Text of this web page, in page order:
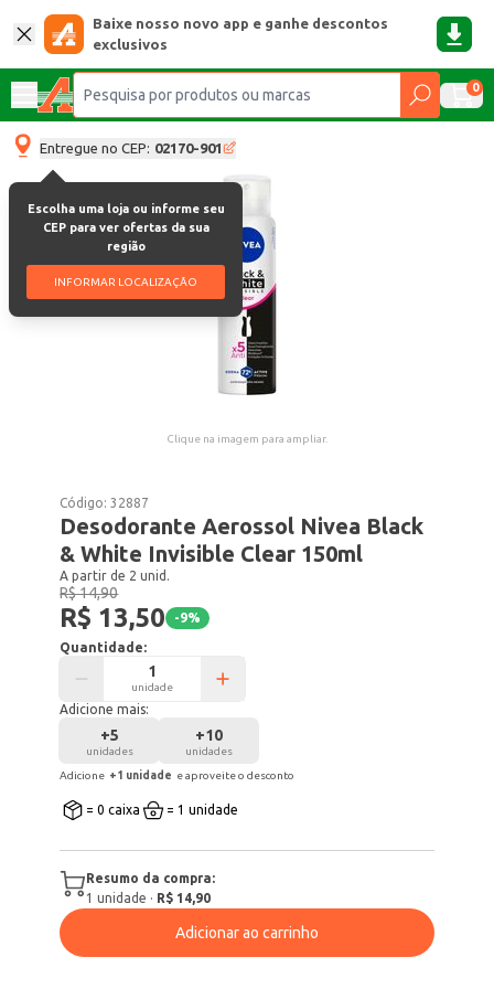
Baixe nosso novo app e ganhe descontos
exclusivos
0
Entregue no CEP: 02170-901
Escolha uma loja ou informe seu
CEP para ver ofertas da sua
região
INFORMAR LOCALIZAÇÃO
Clique na imagem para ampliar.
Código:32887
Desodorante Aerossol Nivea Black
& White Invisible Clear 150ml
A partir de 2 unid.
R$ 14,90
R$ 13,50 -9%
Quantidade:
unidade
Adicione mais:
+5
unidades
+10
unidades
Adicione +1 unidade e aproveite o desconto
= 0 caixa = 1 unidade
Resumo da compra:
1 unidade · R$ 14,90
Adicionar ao carrinho